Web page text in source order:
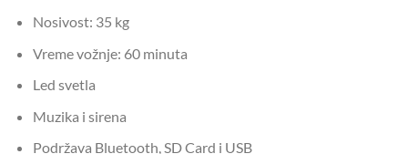
Nosivost: 35 kg
Vreme vožnje: 60 minuta
Led svetla
Muzika i sirena
Podržava Bluetooth, SD Card i USB